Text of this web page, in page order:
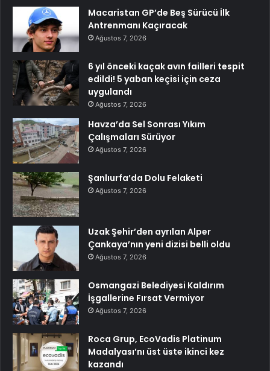
Macaristan GP’de Beş Sürücü İlk
Antrenmanı Kaçıracak
Ağustos 7, 2026
6 yıl önceki kaçak avın failleri tespit
edildi! 5 yaban keçisi için ceza
uygulandı
Ağustos 7, 2026
Havza’da Sel Sonrası Yıkım
Çalışmaları Sürüyor
Ağustos 7, 2026
Şanlıurfa’da Dolu Felaketi
Ağustos 7, 2026
Uzak Şehir’den ayrılan Alper
Çankaya’nın yeni dizisi belli oldu
Ağustos 7, 2026
Osmangazi Belediyesi Kaldırım
İşgallerine Fırsat Vermiyor
Ağustos 7, 2026
Roca Grup, EcoVadis Platinum
Madalyası’nı üst üste ikinci kez
kazandı